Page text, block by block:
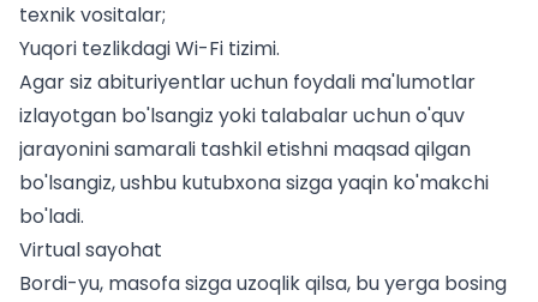
texnik vositalar;
Yuqori tezlikdagi Wi-Fi tizimi.
Agar siz abituriyentlar uchun foydali ma'lumotlar
izlayotgan bo'lsangiz yoki talabalar uchuno'quv
jarayonini samarali tashkil etishni maqsad qilgan
bo'lsangiz, ushbu kutubxona sizga yaqin ko'makchi
bo'ladi.
Virtual sayohat
Bordi-yu, masofa sizga uzoqlik qilsa, bu yerga bosing